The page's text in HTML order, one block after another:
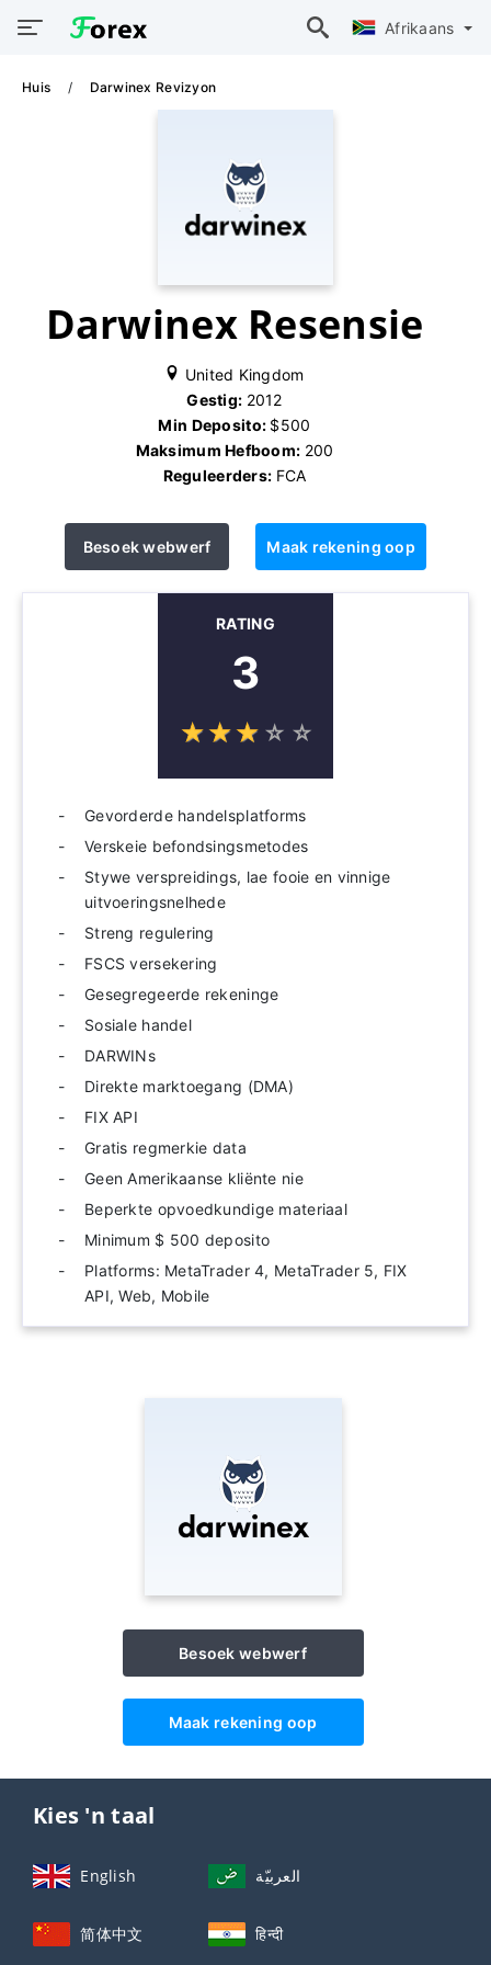
Afrikaans
Huis Darwinex Revizyon
Darwinex Resensie
United Kingdom
Gestig: 2012
Min Deposito: $500
Maksimum Hefboom: 200
Reguleerders: FCA
Besoek webwerf Maak rekening oop
RATING
3
☆☆☆ ☆ ☆
★★★ ★ ★
Gevorderde handelsplatforms
Verskeie befondsingsmetodes
Stywe verspreidings, lae fooie en vinnige
uitvoeringsnelhede
Streng regulering
FSCS versekering
Gesegregeerde rekeninge
Sosiale handel
DARWINs
Direkte marktoegang (DMA)
FIX API
Gratis regmerkie data
Geen Amerikaanse kliënte nie
Beperkte opvoedkundige materiaal
Minimum $ 500 deposito
Platforms: MetaTrader 4, MetaTrader 5, FIX
API, Web, Mobile
Besoek webwerf
Maak rekening oop
Kies 'n taal
English العربيّة
简体中文 हिन्दी